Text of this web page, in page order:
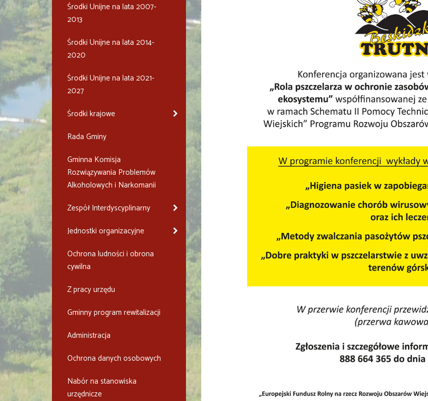
Środki Unijne na lata 2007-
2013
Środki Unijne na lata 2014-
2020
Środki Unijne na lata 2021-
2027
Środki krajowe
Rada Gminy
Gminna Komisja
Rozwiązywania Problemów
Alkoholowych i Narkomanii
Zespół Interdyscyplinarny
Jednostki organizacyjne
Ochrona ludności i obrona
cywilna
Z pracy urzędu
Gminny program rewitalizacji
Administracja
Ochrona danych osobowych
Nabór na stanowiska
urzędnicze